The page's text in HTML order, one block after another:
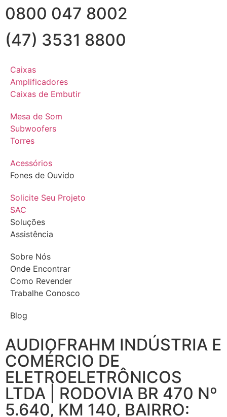
0800 047 8002
(47) 3531 8800
Caixas
Amplificadores
Caixas de Embutir
Mesa de Som
Subwoofers
Torres
Acessórios
Fones de Ouvido
Solicite Seu Projeto
SAC
Soluções
Assistência
Sobre Nós
Onde Encontrar
Como Revender
Trabalhe Conosco
Blog
AUDIOFRAHM INDÚSTRIA E
COMÉRCIO DE
ELETROELETRÔNICOS
LTDA | RODOVIA BR 470 Nº
5.640, KM 140, BAIRRO: